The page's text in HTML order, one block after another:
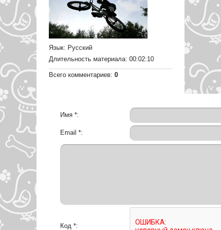
Язык: Русский
Длительность материала: 00:02:10
Всего комментариев: 0
Имя *:
Email *:
Код *: